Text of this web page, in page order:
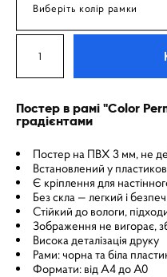
Виберіть колір рамки
Постер в рамі "Color
градієнтами
Постер на ПВХ 3 мм, не
Встановлений у
Є кріплення для
Без скла — легкий і
Стійкий до вологи,
Зображення не вигорає,
Висока деталізація друку
Рами: чорна та біла
Формати: від A4 до A0